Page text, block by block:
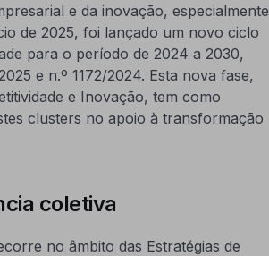
e da inovação, especialmente
de 2025, foi lançado um novo ciclo
para o período de 2024 a 2030,
e n.º 1172/2024. Esta nova fase,
e Inovação, tem como
clusters no apoio à transformação
coletiva
no âmbito das Estratégias de